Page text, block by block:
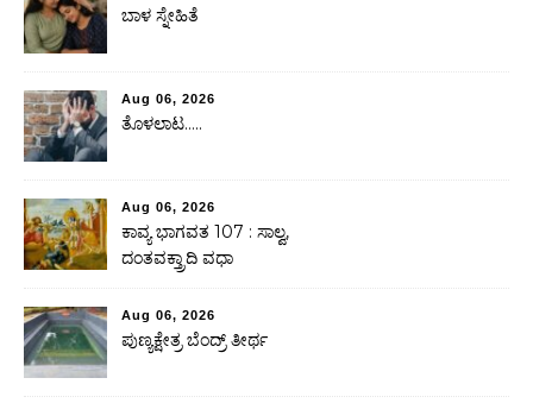
ಬಾಳ ಸ್ನೇಹಿತೆ
Aug 06, 2026
ತೊಳಲಾಟ…..
Aug 06, 2026
ಕಾವ್ಯ ಭಾಗವತ 107 : ಸಾಲ್ವ,
ದಂತವಕ್ತ್ರಾದಿ ವಧಾ
Aug 06, 2026
ಪುಣ್ಯಕ್ಷೇತ್ರ ಬೆಂದ್ರ್ ತೀರ್ಥ